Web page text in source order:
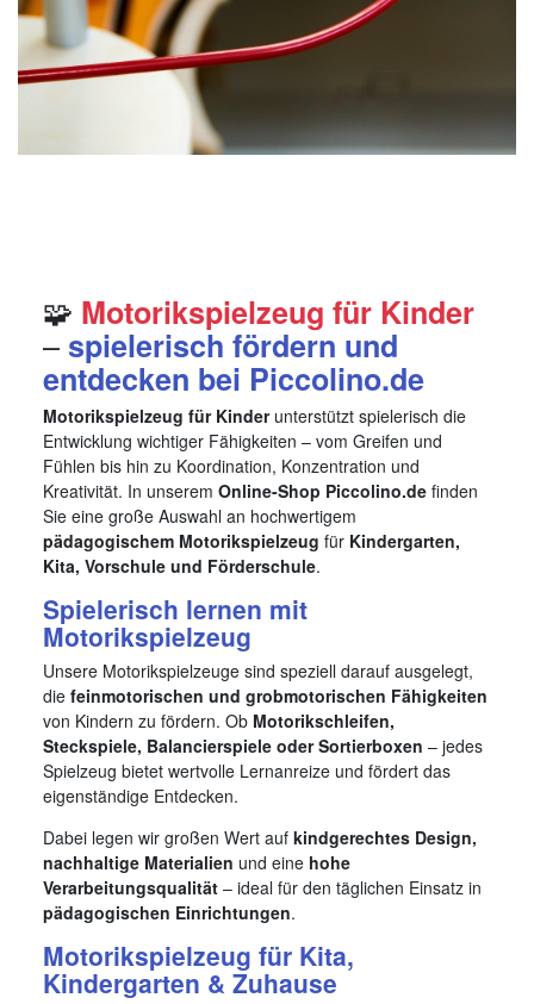
🧩 Motorikspielzeug für Kinder
– spielerisch fördern und
entdecken bei Piccolino.de
Motorikspielzeug für Kinderunterstützt spielerisch die
Entwicklung wichtiger Fähigkeiten – vom Greifen und
Fühlen bis hin zu Koordination, Konzentration und
Kreativität. In unserem Online-Shop Piccolino.de finden
Sie eine große Auswahl an hochwertigem
pädagogischem Motorikspielzeug für Kindergarten,
Kita, Vorschule und Förderschule.
Spielerisch lernen mit
Motorikspielzeug
Unsere Motorikspielzeuge sind speziell darauf ausgelegt,
die feinmotorischen und grobmotorischen Fähigkeiten
von Kindern zu fördern. Ob Motorikschleifen,
Steckspiele, Balancierspiele oder Sortierboxen – jedes
Spielzeug bietet wertvolle Lernanreize und fördert das
eigenständige Entdecken.
Dabei legen wir großen Wert auf kindgerechtes Design,
nachhaltige Materialien und eine hohe
Verarbeitungsqualität – ideal für den täglichen Einsatz in
pädagogischen Einrichtungen.
Motorikspielzeug für Kita,
Kindergarten & Zuhause